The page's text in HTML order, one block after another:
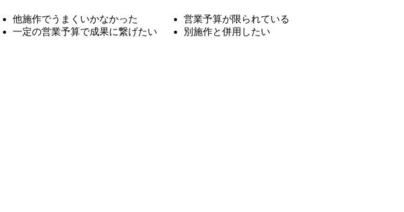
他施作でうまくいかなかった
一定の営業予算で成果に繋げたい
営業予算が限られている
別施作と併用したい